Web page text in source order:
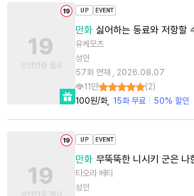
만화 싫어하는 동료와 저항할
유케모츠
성인
57화 연재 , 2026.08.07
11만
(2)
100원/화
15화 무료 50% 할인
만화 무뚝뚝한 니시키 군은 나
타오라 베티
성인